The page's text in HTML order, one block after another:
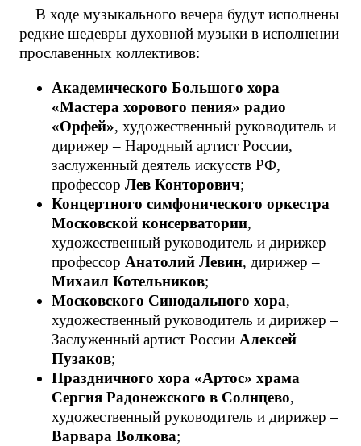
В ходе музыкального вечера будут исполнены
редкие шедевры духовной музыки в исполнении
прославенных коллективов:
Академического Большого хора
«Мастера хорового пения» радио
«Орфей», художественный руководитель и
дирижер – Народный артист России,
заслуженный деятель искусств РФ,
профессор Лев Конторович;
Концертного симфонического оркестра
Московской консерватории,
художественный руководитель и дирижер –
профессор Анатолий Левин, дирижер –
Михаил Котельников;
Московского Синодального хора,
художественный руководитель и дирижер –
Заслуженный артист России Алексей
Пузаков;
Праздничного хора «Артос» храма
Сергия Радонежского в Солнцево,
художественный руководитель и дирижер –
Варвара Волкова;